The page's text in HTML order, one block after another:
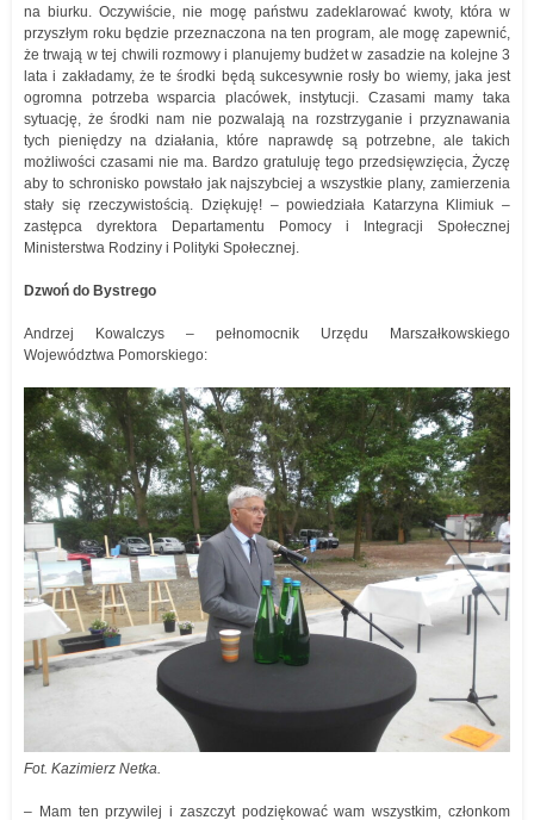
na biurku. Oczywiście, nie mogę państwu zadeklarować kwoty, która w
przyszłym roku będzie przeznaczona na ten program, ale mogę zapewnić,
że trwają w tej chwili rozmowy i planujemy budżet w zasadzie na kolejne 3
lata i zakładamy, że te środki będą sukcesywnie rosły bo wiemy, jaka jest
ogromna potrzeba wsparcia placówek, instytucji. Czasami mamy taka
sytuację, że środki nam nie pozwalają na rozstrzyganie i przyznawania
tych pieniędzy na działania, które naprawdę są potrzebne, ale takich
możliwości czasami nie ma. Bardzo gratuluję tego przedsięwzięcia, Życzę
aby to schronisko powstało jak najszybciej a wszystkie plany, zamierzenia
stały się rzeczywistością. Dziękuję! – powiedziała Katarzyna Klimiuk –
zastępca dyrektora Departamentu Pomocy i Integracji Społecznej
Ministerstwa Rodziny i Polityki Społecznej.
Dzwoń do Bystrego
Andrzej Kowalczys – pełnomocnik Urzędu Marszałkowskiego
Województwa Pomorskiego:
Fot. Kazimierz Netka.
– Mam ten przywilej i zaszczyt podziękować wam wszystkim, członkom